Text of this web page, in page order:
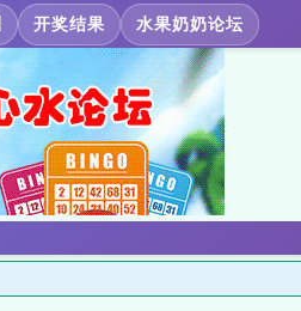
开奖结果 水果奶奶论坛